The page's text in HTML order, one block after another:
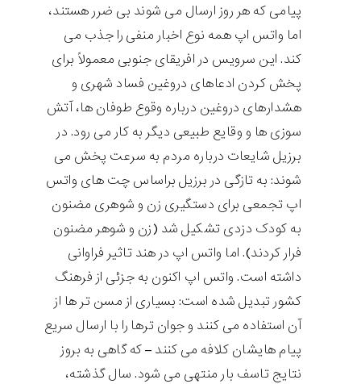
پیامی که هر روز ارسال می شوند بی ضرر هستند،
اما واتس اپ همه نوع اخبار منفی را جذب می
کند. این سرویس در افریقای جنوبی معمولاً برای
پخش کردن ادعاهای دروغین فساد شهری و
هشدارهای دروغین درباره وقوع طوفان ها، آتش
سوزی ها و وقایع طبیعی دیگر به کار می رود. در
برزیل شایعات درباره مردم به سرعت پخش می
شوند: به تازگی در برزیل براساس چت های واتس
اپ تجمعی برای دستگیری زن و شوهری مضنون
به کودک دزدی تشکیل شد (زن و شوهر مضنون
فرار کردند). اما واتس اپ در هند تاثیر فراوانی
داشته است. واتس اپ اکنون به جزئی از فرهنگ
کشور تبدیل شده است: بسیاری از مسن تر ها از
آن استفاده می کنند و جوان ترها را با ارسال سریع
پیام هایشان کلافه می کنند – که گاهی به بروز
نتایج تاسف بار منتهی می شود. سال گذشته،